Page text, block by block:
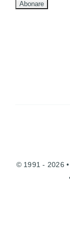
© 1991 - 2026